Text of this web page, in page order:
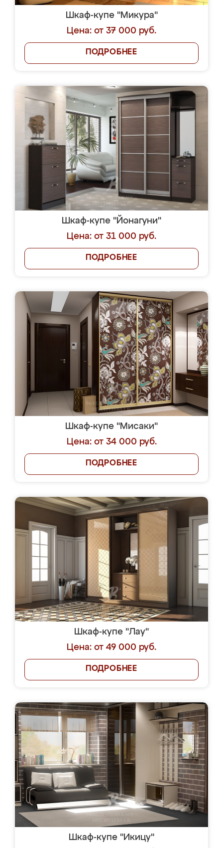
Шкаф-купе "Микура"
Цена: от 37 000 руб.
ПОДРОБНЕЕ
Шкаф-купе "Йонагуни"
Цена: от 31 000 руб.
ПОДРОБНЕЕ
Шкаф-купе "Мисаки"
Цена: от 34 000 руб.
ПОДРОБНЕЕ
Шкаф-купе "Лау"
Цена: от 49 000 руб.
ПОДРОБНЕЕ
Шкаф-купе "Икицу"